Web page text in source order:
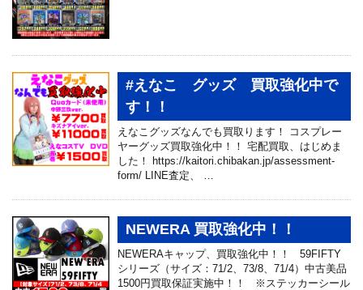
#えなこ グッズ 買取強化中で
す！！
えなこグッズなんでも買取ります！ コスプレー
ヤーグッズ買取強化中！！ 宅配買取、はじめま
した！ https://kaitori.chibakan.jp/assessment-
form/ LINE査定、 …
NEWERA 買取強化中！！
NEWERAキャップ、買取強化中！！ 59FIFTY
シリーズ（サイズ：71/2、73/8、71/4）中古美品
1500円買取保証実施中！！ ※ステッカーシール